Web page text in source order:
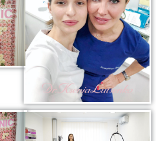
александритовым лазером
Pro U (США), прайс для
александритовым лазером
Pro U (США), прайс для
подтяжка лица
нитями Аптос
ЖИРОВЫХ ОТЛОЖЕНИЙ